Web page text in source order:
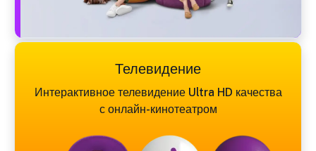
Телевидение
Интерактивное телевидение Ultra HD качества
с онлайн-кинотеатром